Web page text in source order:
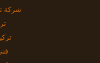
شركة